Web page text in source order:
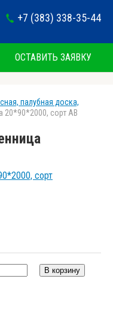
+7 (383) 338-35-44
ОСТАВИТЬ ЗАЯВКУ
палубная доска,
20*90*2000, сорт АВ